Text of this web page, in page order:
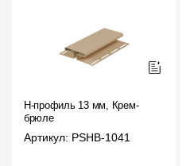
H-профиль 13 мм, Крем-
брюле
Артикул: PSHB-1041